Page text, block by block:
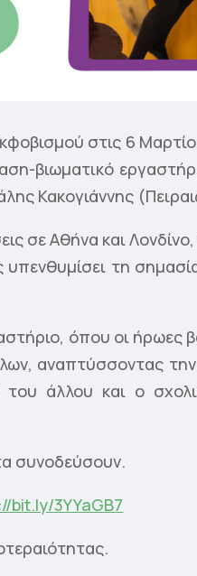
στις 6
βιωματικό
Κακογιάννης
σε Αθήνα και
τη
όπου οι ήρωες
αναπτύσσοντας
άλλου και ο
συνοδεύσουν.
bit.ly/3YYaGB7